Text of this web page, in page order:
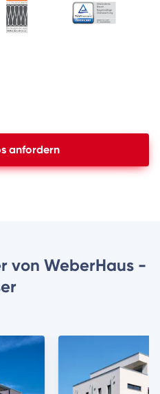
anfordern
von WeberHaus -